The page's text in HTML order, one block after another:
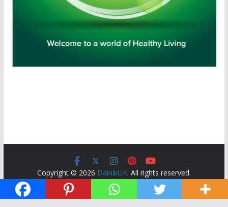
Copyright © 2026 DainikUK. All rights reserved.
Theme:
ColorMag by ThemeGrill. Powered by WordPress.